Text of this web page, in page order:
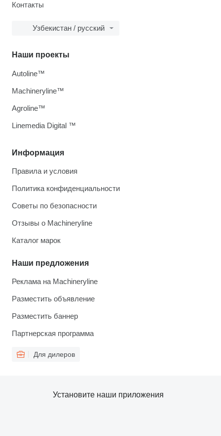
Контакты
Узбекистан / русский
Информация
Правила и условия
Политика конфиденциальности
Советы по безопасности
Отзывы о Machineryline
Каталог марок
Наши предложения
Реклама на Machineryline
Разместить объявление
Разместить баннер
Партнерская программа
Для дилеров
Наши проекты
Autoline™
Machineryline™
Agroline™
Linemedia Digital ™
Установите наши приложения